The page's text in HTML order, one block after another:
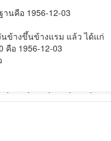
นคือ 1956-12-03
ข้างขึ้นข้างแรม แล้ว ได้แก่
คือ 1956-12-03